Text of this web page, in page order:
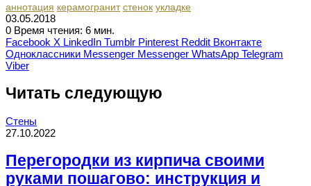
аннотация керамогранит стенок укладке
03.05.2018
0 Время чтения: 6 мин.
Facebook X LinkedIn Tumblr Pinterest Reddit Вконтакте
Одноклассники Messenger Messenger WhatsApp Telegram
Viber
Читать следующую
Стены
27.10.2022
Перегородки из кирпича своими
руками пошагово: инструкция и